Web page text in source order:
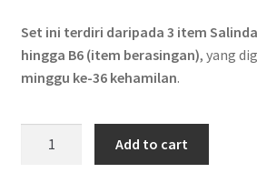
Set ini terdiri daripada 3 item
hingga B6 (item berasingan), yang
minggu ke-36 kehamilan.
Add to cart